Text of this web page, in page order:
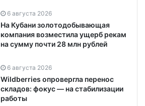
6 августа 2026
На Кубани золотодобывающая
компания возместила ущерб рекам
на сумму почти 28 млн рублей
6 августа 2026
Wildberries опровергла перенос
складов: фокус — на стабилизации
работы